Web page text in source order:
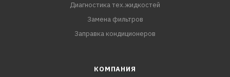
Диагностика тех.жидкостей
Замена фильтров
Заправка кондиционеров
КОМПАНИЯ